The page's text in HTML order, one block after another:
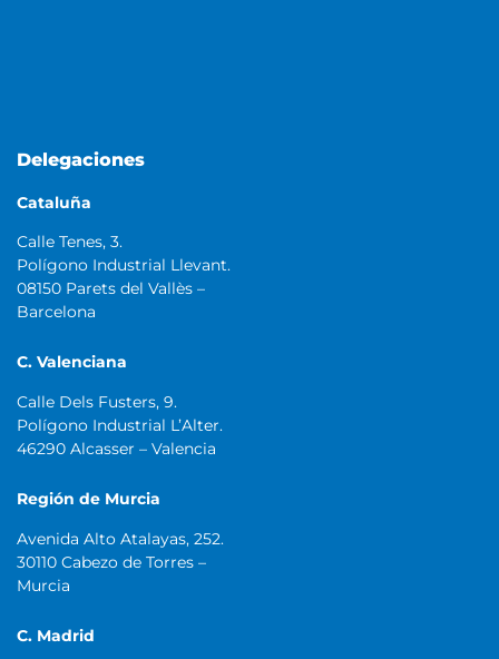
Delegaciones
Cataluña
Calle Tenes, 3.
Polígono Industrial Llevant.
08150 Parets del Vallès –
Barcelona
C. Valenciana
Calle Dels Fusters, 9.
Polígono Industrial L’Alter.
46290 Alcasser – Valencia
Región de Murcia
Avenida Alto Atalayas, 252.
30110 Cabezo de Torres –
Murcia
C. Madrid